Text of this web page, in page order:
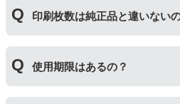
れた商品のため、お求めやす
ートリッジのことです。「ド
トナーを用紙に写すためのも
の器にあたる部分になります
トナーとドラムはそれぞれ印
により使用できなくなった場
印刷枚数は純正品と違いない
一部型番は、純正品より多く
ジナルの【特別増量版】もご
使用期限はあるの？